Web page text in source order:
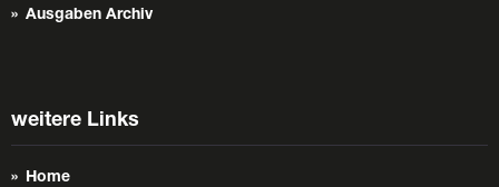
Ausgaben Archiv
weitere Links
Home